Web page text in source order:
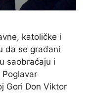
katoličke i
da se građani
saobraćaju i
Gori Don Viktor